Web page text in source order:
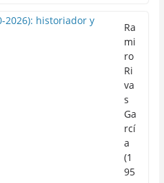
Ra
mi
ro
Ri
va
s
Ga
rcí
a
(1
95